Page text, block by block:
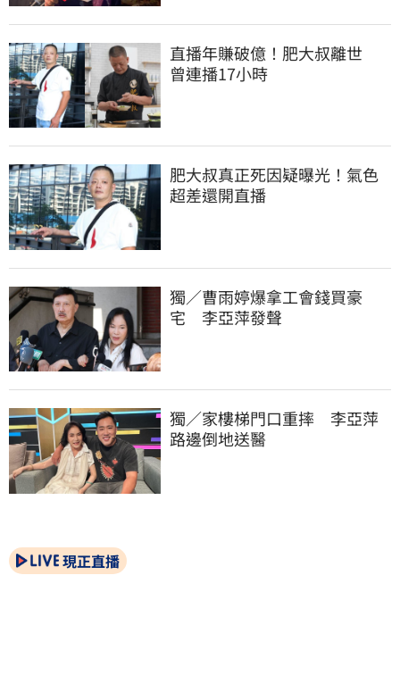
直播年賺破億！肥大叔離世
曾連播17小時
肥大叔真正死因疑曝光！氣色
超差還開直播
獨／曹雨婷爆拿工會錢買豪
宅　李亞萍發聲
獨／家樓梯門口重摔　李亞萍
路邊倒地送醫
現正直播